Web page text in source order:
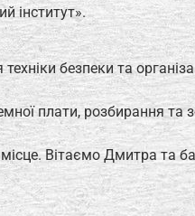
інститут».
безпеки та
плати, розбирання та
Вітаємо Дмитра та